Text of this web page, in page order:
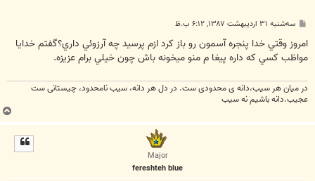
پ
ت
سه‌شنبه ۳۱ اردیبهشت ۱۳۸۷, ۶:۱۲ ب.ظ
امروز وقتي خدا پنجره آسمون رو باز کرد ازم پرسيد چه آرزوئي داري؟گفتم خدايا
مواظب کسي که داره پيغا م منو ميخونه باش چون خيلي برام عزيزه.
در میان هر سیب،دانه ی محدودی ست. در دل هر دانه، سیب نامحدود، چیستانی ست
عجیب.دانه باشیم نه سیب
ب
ا
Major
fereshteh blue